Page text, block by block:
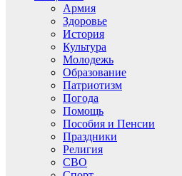
Армия
Здоровье
История
Культура
Молодежь
Образование
Патриотизм
Погода
Помощь
Пособия и Пенсии
Праздники
Религия
СВО